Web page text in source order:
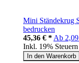
Mini Ständekrug
bedrucken
45,36 € * Ab
Inkl. 19% Steuern
In den Warenkorb